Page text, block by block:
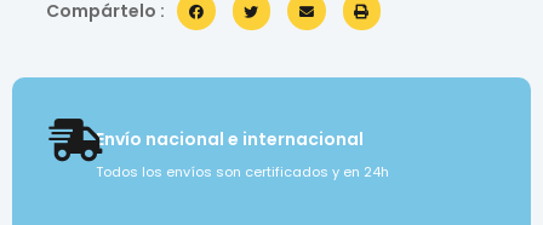
Compártelo :
Envío nacional e internacional
Todos los envíos son certificados y en 24h